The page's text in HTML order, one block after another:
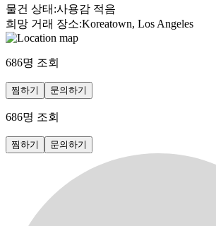
물건 상태 :사용감 적음
희망 거래 장소:Koreatown, Los Angeles
686명 조회
찜하기 문의하기
686명 조회
찜하기 문의하기